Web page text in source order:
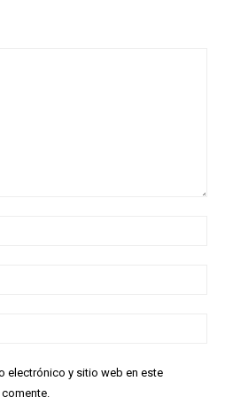
electrónico y sitio web en este